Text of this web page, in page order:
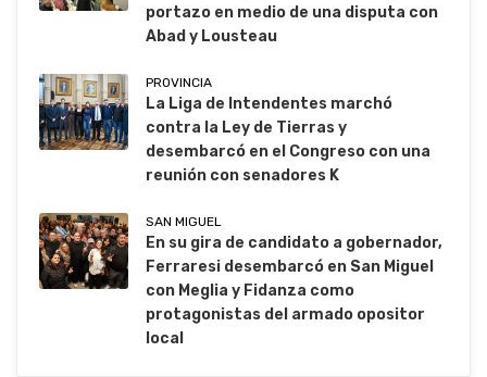
portazo en medio de una disputa con
Abad y Lousteau
PROVINCIA
La Liga de Intendentes marchó
contra la Ley de Tierras y
desembarcó en el Congreso con una
reunión con senadores K
SAN MIGUEL
En su gira de candidato a gobernador,
Ferraresi desembarcó en San Miguel
con Meglia y Fidanza como
protagonistas del armado opositor
local